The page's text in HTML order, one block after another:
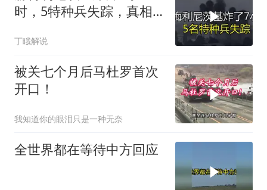
时，5特种兵失踪，真相
丁睋解说
被关七个月后马杜罗首次
开口！
我知道你的眼泪只是一种无奈
全世界都在等待中方回应